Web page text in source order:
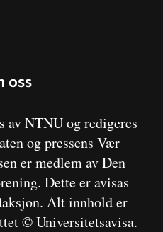
oss
av NTNU og redigeres
og pressens Vær
er medlem av Den
Dette er avisas
Alt innhold er
© Universitetsavisa.